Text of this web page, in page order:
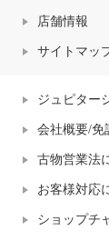
店舗情報
サイトマッ
ジュピター
会社概要/免
古物営業法
お客様対応
ショップチ